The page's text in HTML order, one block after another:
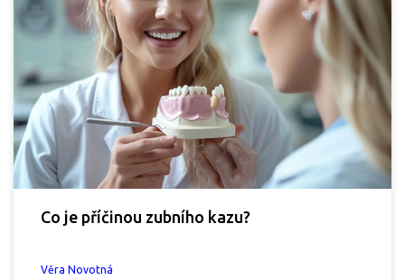
Co je příčinou zubního kazu?
Věra Novotná